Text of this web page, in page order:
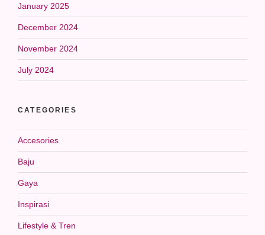
January 2025
December 2024
November 2024
July 2024
CATEGORIES
Accesories
Baju
Gaya
Inspirasi
Lifestyle & Tren